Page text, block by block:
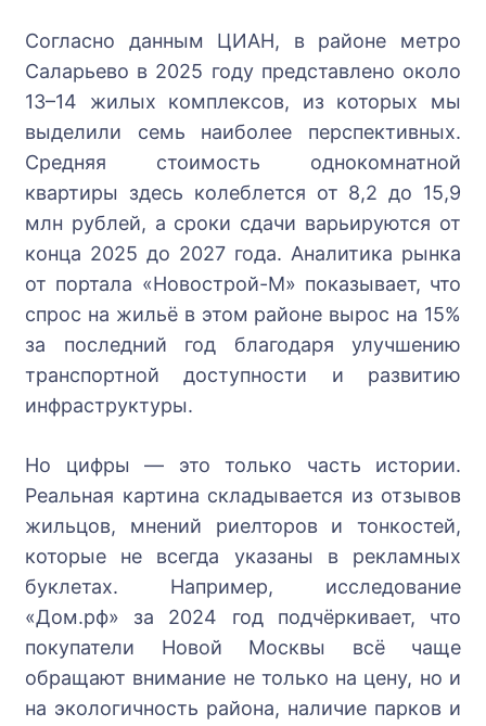
Согласно данным ЦИАН, в районе метро
Саларьево в 2025 году представлено около
13–14 жилых комплексов, из которых мы
выделили семь наиболее перспективных.
Средняя стоимость однокомнатной
квартиры здесь колеблется от 8,2 до 15,9
млн рублей, а сроки сдачи варьируются от
конца 2025 до 2027 года. Аналитика рынка
от портала «Новострой-М» показывает, что
спрос на жильё в этом районе вырос на 15%
за последний год благодаря улучшению
транспортной доступности и развитию
инфраструктуры.
Но цифры — это только часть истории.
Реальная картина складывается из отзывов
жильцов, мнений риелторов и тонкостей,
которые не всегда указаны в рекламных
буклетах. Например, исследование
«Дом.рф» за 2024 год подчёркивает, что
покупатели Новой Москвы всё чаще
обращают внимание не только на цену, но и
на экологичность района, наличие парков и